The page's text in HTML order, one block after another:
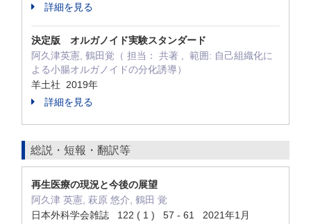
詳細を見る
決定版 オルガノイド実験スタンダード
阿久津英憲, 鶴田覚（ 担当： 共著 , 範囲: 自己組織化に
よる小腸オルガノイドの分化誘導）
羊土社 2019年
詳細を見る
総説・短報・翻訳等
再生医療の現況と今後の展望
阿久津 英憲, 萩原 悠介, 鶴田 覚
日本外科学会雑誌 122 ( 1 ) 57 - 61 2021年1月